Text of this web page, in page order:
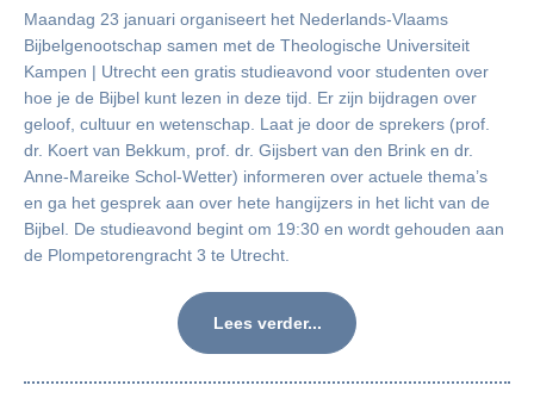
Maandag 23 januari organiseert het Nederlands-Vlaams
Bijbelgenootschap samen met de Theologische Universiteit
Kampen | Utrecht een gratis studieavond voor studenten over
hoe je de Bijbel kunt lezen in deze tijd. Er zijn bijdragen over
geloof, cultuur en wetenschap. Laat je door de sprekers (prof.
dr. Koert van Bekkum, prof. dr. Gijsbert van den Brink en dr.
Anne-Mareike Schol-Wetter) informeren over actuele thema’s
en ga het gesprek aan over hete hangijzers in het licht van de
Bijbel. De studieavond begint om 19:30 en wordt gehouden aan
de Plompetorengracht 3 te Utrecht.
Lees verder...